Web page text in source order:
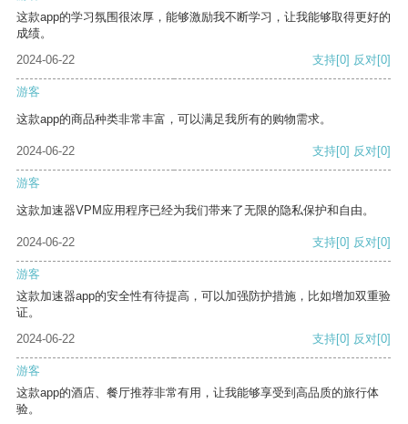
这款app的学习氛围很浓厚，能够激励我不断学习，让我能够取得更好的
成绩。
2024-06-22
支持[0] 反对[0]
游客
这款app的商品种类非常丰富，可以满足我所有的购物需求。
2024-06-22 支持[0] 反对[0]
游客
这款加速器VPM应用程序已经为我们带来了无限的隐私保护和自由。
2024-06-22 支持[0] 反对[0]
游客
这款加速器app的安全性有待提高，可以加强防护措施，比如增加双重验
证。
2024-06-22
支持[0] 反对[0]
游客
这款app的酒店、餐厅推荐非常有用，让我能够享受到高品质的旅行体
验。